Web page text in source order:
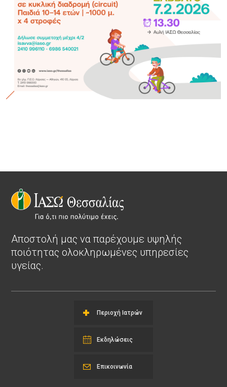
Αποστολή μας να παρέχουμε υψηλής
ποιότητας ολοκληρωμένες υπηρεσίες
υγείας.
Περιοχή Ιατρών
Εκδηλώσεις
Επικοινωνία